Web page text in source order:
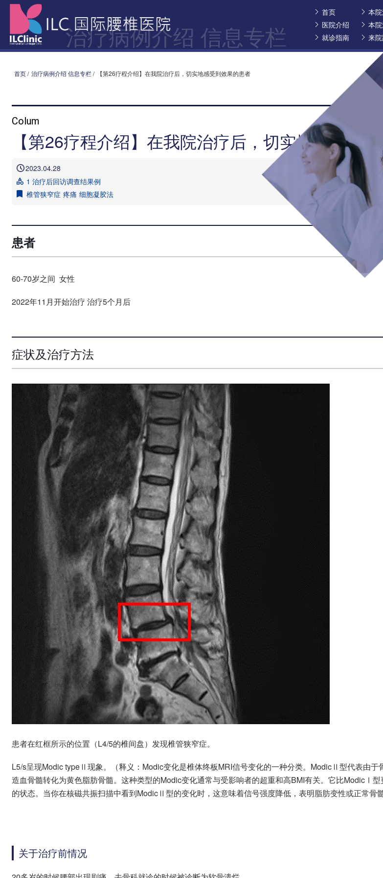
首页
医院介绍
就诊指南
本
本
来
治疗病例介绍 信息专栏
首页/ 治疗病例介绍 信息专栏/ 【第26疗程介绍】在我院治疗后，切实地感受到效果的患者
Colum
【第26疗程介绍】在我院治疗后，切实地感受到
2023.04.28
1 治疗后回访调查结果例
椎管狭窄症 疼痛 细胞凝胶法
患者
60-70岁之间 女性
2022年11月开始治疗 治疗5个月后
症状及治疗方法
患者在红框所示的位置（L4/5的椎间盘）发现椎管狭窄症。
L5/s呈现Modic typeⅡ现象。（释义：Modic变化是椎体终板MRI信号变化的一种分类。ModicⅡ型代表由于
造血骨髓转化为黄色脂肪骨髓。这种类型的Modic变化通常与受影响者的超重和高BMI有关。它比ModicⅠ
的状态。当你在核磁共振扫描中看到ModicⅡ型的变化时，这意味着信号强度降低，表明脂肪变性或正常骨髓
关于治疗前情况